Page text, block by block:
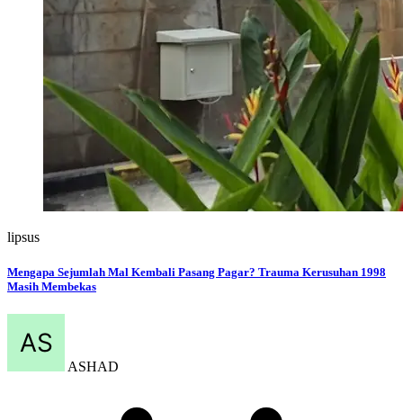
lipsus
Mengapa Sejumlah Mal Kembali Pasang Pagar? Trauma Kerusuhan 1998
Masih Membekas
ASHAD